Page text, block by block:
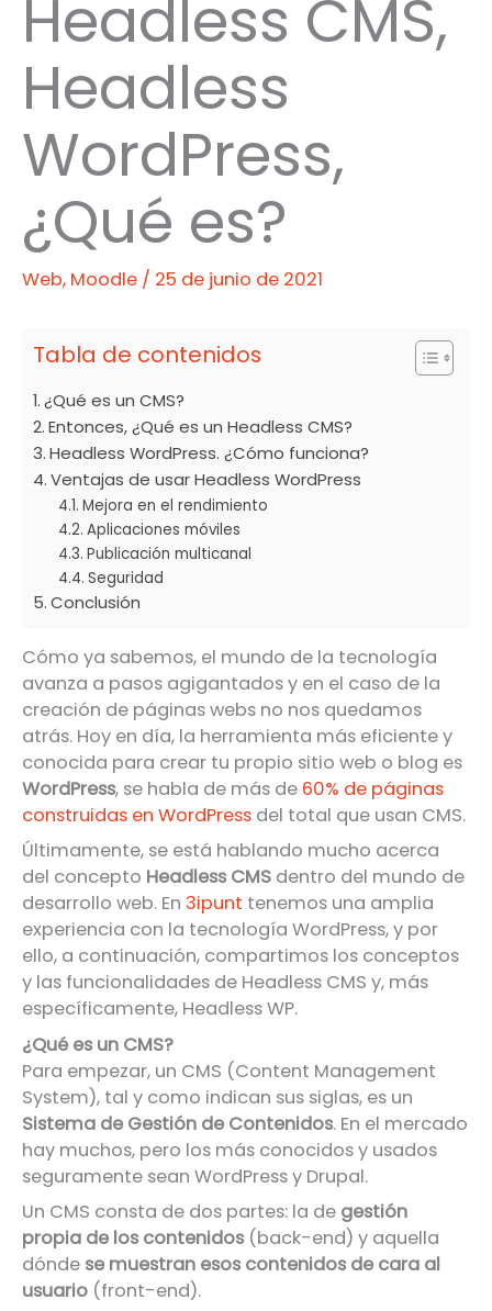
Headless CMS,
Headless
WordPress,
¿Qué es?
Web, Moodle / 25 de junio de 2021
Tabla de contenidos
¿Qué es un CMS?
Entonces, ¿Qué es un Headless CMS?
Headless WordPress. ¿Cómo funciona?
Ventajas de usar Headless WordPress
Mejora en el rendimiento
Aplicaciones móviles
Publicación multicanal
Seguridad
Conclusión
Cómo ya sabemos, el mundo de la tecnología
avanza a pasos agigantados y en el caso de la
creación de páginas webs no nos quedamos
atrás. Hoy en día, la herramienta más eficiente y
conocida para crear tu propio sitio web o blog es
WordPress, se habla de más de 60% de páginas
construidas en WordPress del total que usan CMS.
Últimamente, se está hablando mucho acerca
del concepto Headless CMS dentro del mundo de
desarrollo web. En 3ipunt tenemos una amplia
experiencia con la tecnología WordPress, y por
ello, a continuación, compartimos los conceptos
y las funcionalidades de Headless CMS y, más
específicamente, Headless WP.
¿Qué es un CMS?
Para empezar, un CMS (Content Management
System), tal y como indican sus siglas, es un
Sistema de Gestión de Contenidos. En el mercado
hay muchos, pero los más conocidos y usados
seguramente sean WordPress y Drupal.
Un CMS consta de dos partes: la de gestión
propia de los contenidos (back-end) y aquella
dónde se muestran esos contenidos de cara al
usuario (front-end).